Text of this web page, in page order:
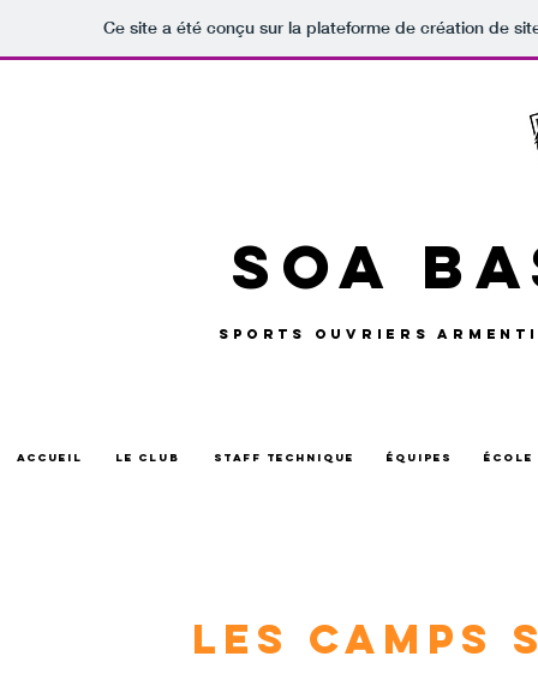
Ce site a été conçu sur la plateforme de création de
SOA
SPORTS OUVRIERS
ACCUEIL LE CLUB STAFF TECHNIQUE ÉQUIPES ÉCOLE
les camps
ACCUEIL LE CLUB STAFF TECHNIQUE ÉQUIPES